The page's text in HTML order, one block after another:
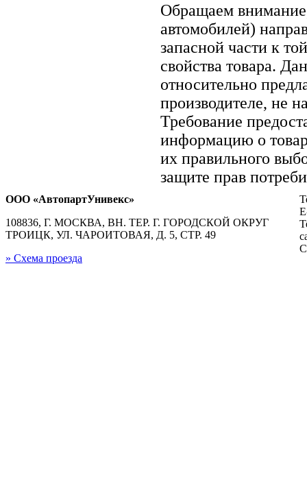
Обращаем
автомобилей)
запасной части к
свойства товара.
относительно
производителе, не
Требование
информацию о
их правильного
защите прав
ООО «АвтопартУнивекс»
108836, Г. МОСКВА, ВН. ТЕР. Г. ГОРОДСКОЙ ОКРУГ
ТРОИЦК, УЛ. ЧАРОИТОВАЯ, Д. 5, СТР. 49
» Схема проезда